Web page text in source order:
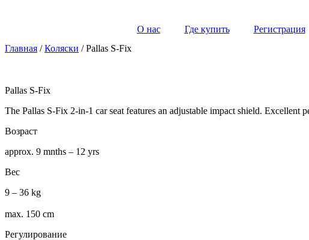
О нас Где купить Регистрация
Главная /Коляски / Pallas S-Fix
Pallas S-Fix
The Pallas S-Fix 2-in-1 car seat features an adjustable impact shield.
Возраст
approx. 9 mnths – 12 yrs
Вес
9 – 36 kg
max. 150 cm
Регулирование